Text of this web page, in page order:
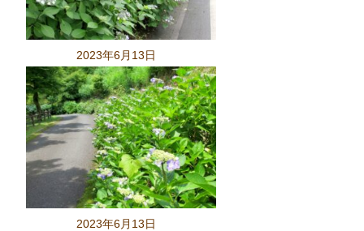
2023年6月13日
2023年6月13日